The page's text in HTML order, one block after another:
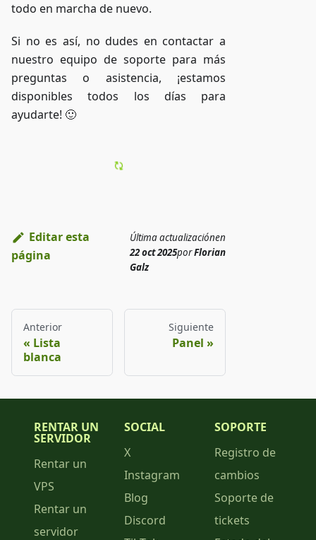
todo en marcha de nuevo.
Si no es así, no dudes en contactar a
nuestro equipo de soporte para más
preguntas o asistencia, ¡estamos
disponibles todos los días para
ayudarte! 🙂
Editar esta
página
Última actualizaciónen
22 oct 2025porFlorian
Galz
Anterior
Lista
blanca
Siguiente
Panel
RENTAR UN
SERVIDOR
Rentar un
VPS
Rentar un
servidor
SOCIAL
X
Instagram
Blog
Discord
SOPORTE
Registro de
cambios
Soporte de
tickets